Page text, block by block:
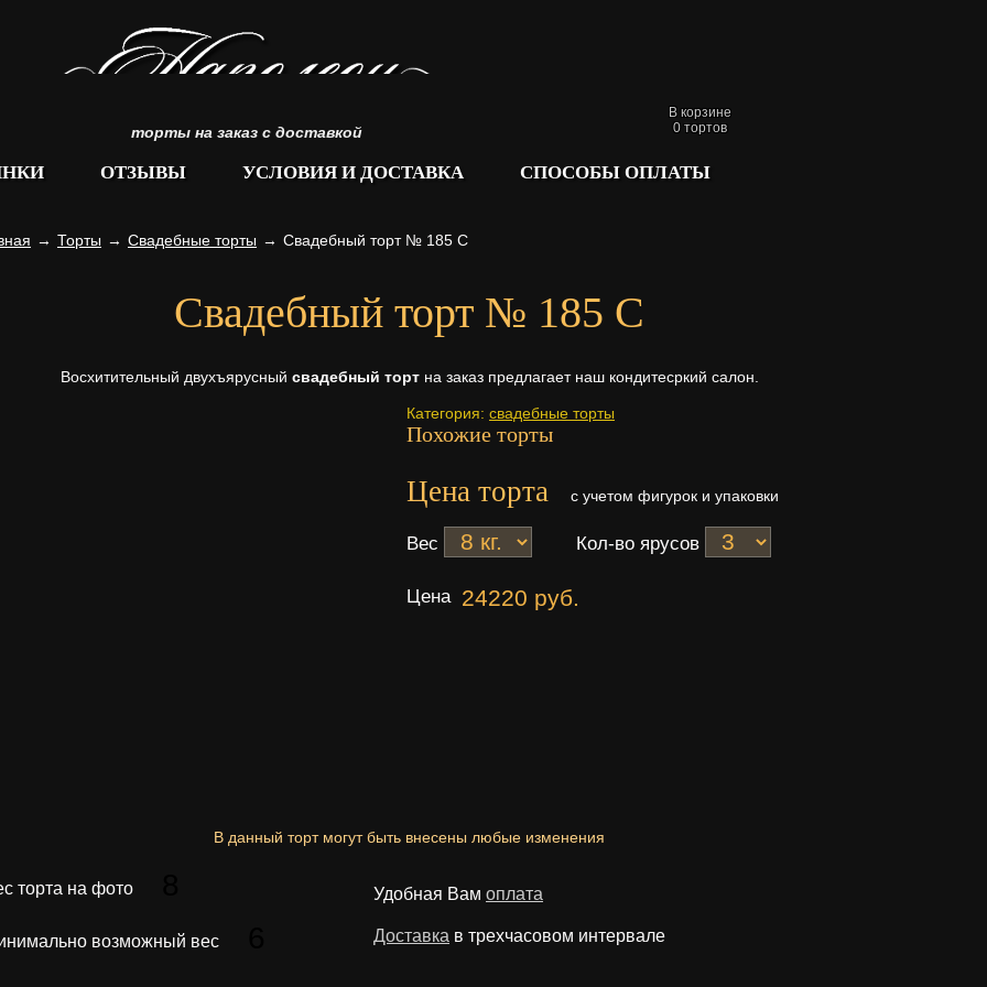
торты на заказ с доставкой
В корзине
0 тортов
ОТЗЫВЫ УСЛОВИЯ И ДОСТАВКА СПОСОБЫ ОПЛАТЫ
→ Торты → Свадебные торты → Свадебный торт № 185 С
Свадебный торт № 185 С
Восхитительный двухъярусный свадебный тортна заказ предлагает наш кондитесркий салон.
Категория: свадебные торты
Похожие торты
Цена торта с учетом фигурок и упаковки
Вес Кол-во ярусов
Цена 24220 руб.
В данный торт могут быть внесены любые изменения
торта на фото
возможный вес
Удобная Вам оплата
Доставка в трехчасовом интервале